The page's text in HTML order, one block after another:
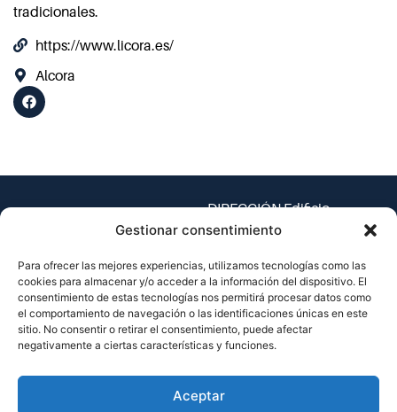
Gestionar consentimiento
Para ofrecer las mejores experiencias, utilizamos tecnologías como las
cookies para almacenar y/o acceder a la información del dispositivo. El
consentimiento de estas tecnologías nos permitirá procesar datos como
el comportamiento de navegación o las identificaciones únicas en este
sitio. No consentir o retirar el consentimiento, puede afectar
negativamente a ciertas características y funciones.
Aceptar
tradicionales.
https://www.licora.es/
Alcora
DIRECCIÓN Edificio
Espaitec 1, Universitat
Baynat, s/n
12071 Castellón de la
Plana, España
TEL.
(+34) 964 38 73 33
EMAIL